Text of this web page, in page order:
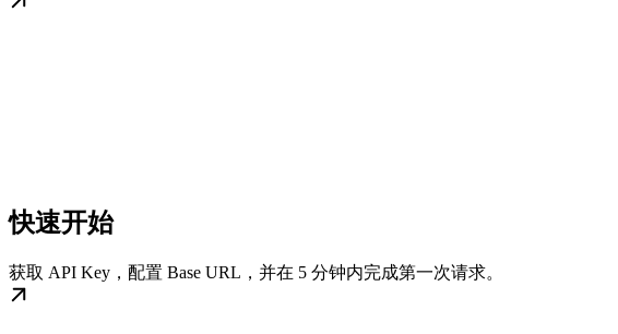
快速开始
获取 API Key，配置 Base URL，并在 5 分钟内完成第一次请求。